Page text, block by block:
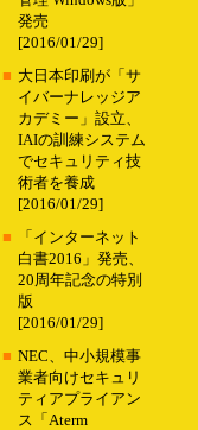
発売
[2016/01/29]
■ 大日本印刷が「サ
イバーナレッジア
カデミー」設立、
IAIの訓練システム
でセキュリティ技
術者を養成
[2016/01/29]
■
「インターネット
白書2016」発売、
20周年記念の特別
版
[2016/01/29]
■ NEC、中小規模事
業者向けセキュリ
ティアプライアン
ス「Aterm